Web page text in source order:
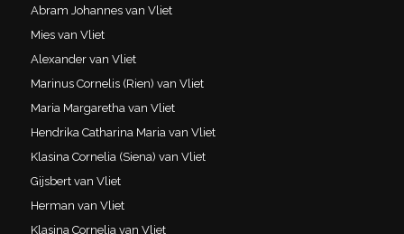
Abram Johannes van Vliet
Mies van Vliet
Alexander van Vliet
Marinus Cornelis (Rien) van Vliet
Maria Margaretha van Vliet
Hendrika Catharina Maria van Vliet
Klasina Cornelia (Siena) van Vliet
Gijsbert van Vliet
Herman van Vliet
Klasina Cornelia van Vliet